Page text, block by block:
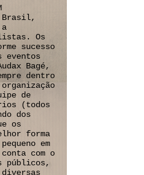
Brasil,
Os
sucesso
eventos
Bagé,
dentro
de
(todos
dos
os
forma
em
com o
públicos,